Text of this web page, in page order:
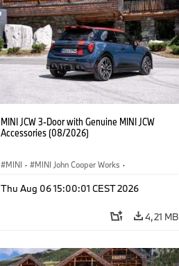
MINI JCW 3-Door with Genuine MINI JCW
Accessories (08/2026)
MINI · MINI John Cooper Works ·
Προαιρετικός εξοπλισμός, αξεσουάρ
Thu Aug 06 15:00:01 CEST 2026
4,21 MB